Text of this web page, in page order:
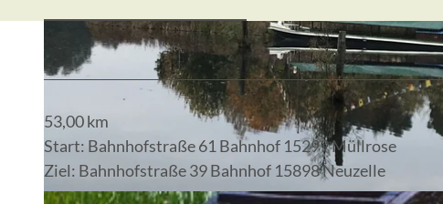
© Sandra Haß, Lizenz: Seenland Oder-Spree
53,00 km
Start: Bahnhofstraße 61 Bahnhof 15299 Müllrose
Ziel: Bahnhofstraße 39 Bahnhof 15898 Neuzelle